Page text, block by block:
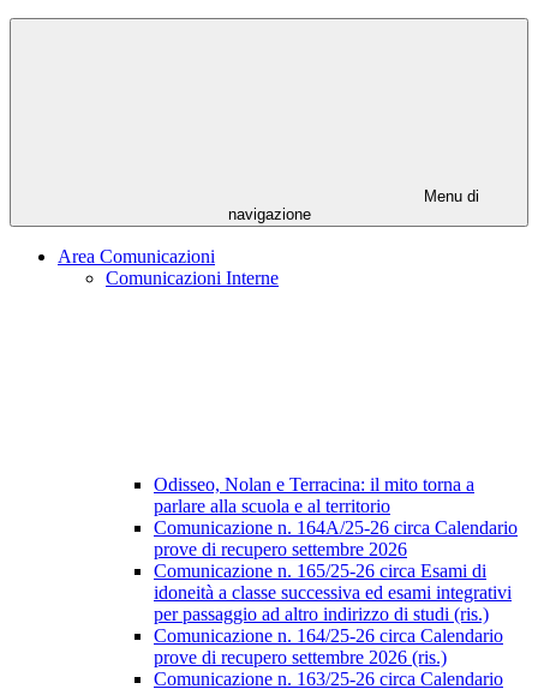
Menu di
navigazione
Area Comunicazioni
Comunicazioni Interne
Odisseo, Nolan e Terracina: il mito torna a
parlare alla scuola e al territorio
Comunicazione n. 164A/25-26 circa Calendario
prove di recupero settembre 2026
Comunicazione n. 165/25-26 circa Esami di
idoneità a classe successiva ed esami integrativi
per passaggio ad altro indirizzo di studi (ris.)
Comunicazione n. 164/25-26 circa Calendario
prove di recupero settembre 2026 (ris.)
Comunicazione n. 163/25-26 circa Calendario